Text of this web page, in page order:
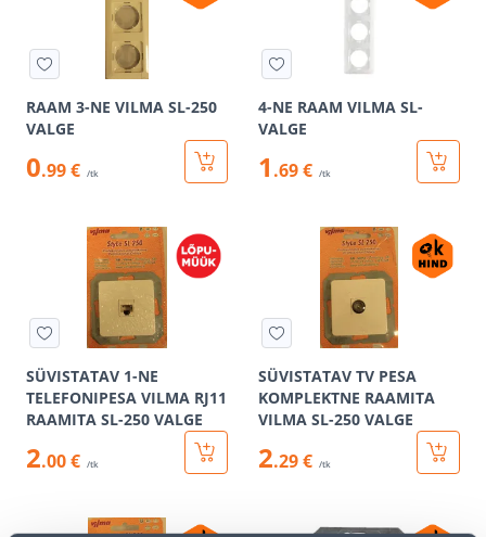
RAAM 3-NE VILMA SL-250
VALGE
0.99 € /tk
4-NE RAAM VILMA SL-
VALGE
1 .69 € /tk
SÜVISTATAV 1-NE
TELEFONIPESA VILMA RJ11
RAAMITA SL-250 VALGE
2.00 € /tk
SÜVISTATAV TV PESA
KOMPLEKTNE RAAMITA
VILMA SL-250 VALGE
2.29 € /tk